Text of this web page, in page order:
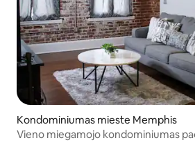
Kondominiumas mieste Memphis
Vieno miegamojo kondominiumas